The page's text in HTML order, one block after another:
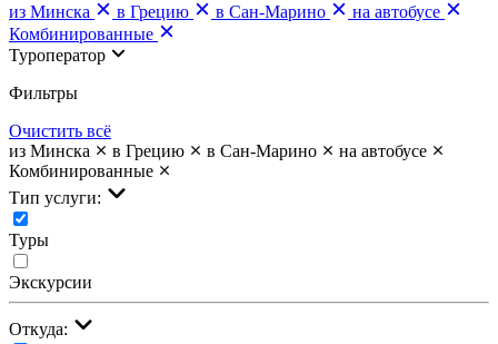
из Минска
в Грецию в Сан-Марино
на автобусе
Комбинированные
Туроператор
Фильтры
Очистить всё
из Минска
в Грецию в Сан-Марино
на автобусе
Комбинированные
Тип услуги:
Туры
Экскурсии
Откуда: